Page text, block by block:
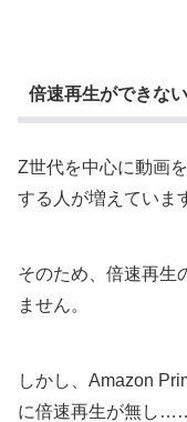
倍速再生ができない
Z世代を中心に動画
する人が増えていま
そのため、倍速再生
ません。
しかし、Amazon
に倍速再生が無し